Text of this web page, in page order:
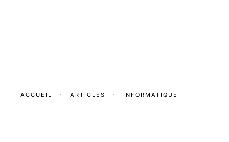
ACCUEIL · ARTICLES · INFORMATIQUE